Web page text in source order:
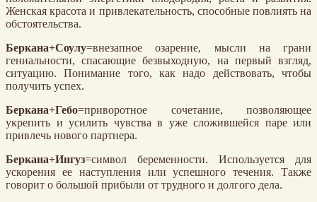
Женская красота и привлекательность, способные повлиять на
обстоятельства.
Беркана+Соулу=внезапное озарение, мысли на грани
гениальности, спасающие безвыходную, на первый взгляд,
ситуацию. Понимание того, как надо действовать, чтобы
получить успех.
Беркана+Гебо=приворотное сочетание, позволяющее
укрепить и усилить чувства в уже сложившейся паре или
привлечь нового партнера.
Беркана+Ингуз=символ беременности. Используется для
ускорения ее наступления или успешного течения. Также
говорит о большой прибыли от трудного и долгого дела.